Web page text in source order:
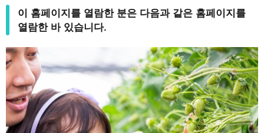
이 홈페이지를 열람한 분은 다음과 같은 홈페이지를
열람한 바 있습니다.